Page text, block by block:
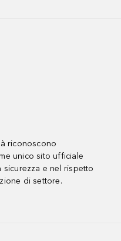
riconoscono
unico sito ufficiale
sicurezza e nel rispetto
di settore.